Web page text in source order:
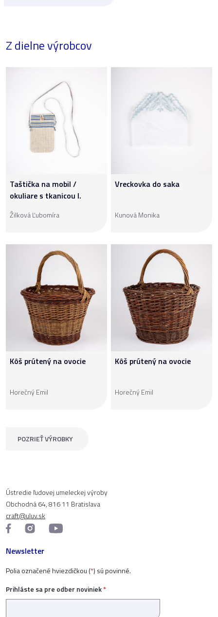
Z dielne výrobcov
Taštička na mobil /
okuliare s tkanicou I.
Žilková Ľubomíra
Vreckovka do saka
Kunová Monika
Kôš prútený na ovocie
Horečný Emil
Kôš prútený na ovocie
Horečný Emil
POZRIEŤ VÝROBKY
Ústredie ľudovej umeleckej výroby
Obchodná 64, 816 11 Bratislava
craft@uluv.sk
Newsletter
Polia označené hviezdičkou (*) sú povinné.
Prihláste sa pre odber noviniek*